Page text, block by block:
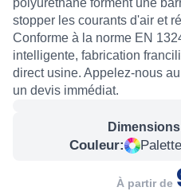
polyuréthane forment une
stopper les courants d'air et
Conforme à la norme EN
intelligente, fabrication
direct usine. Appelez-nous
un devis immédiat.
Couleur:
À partir de